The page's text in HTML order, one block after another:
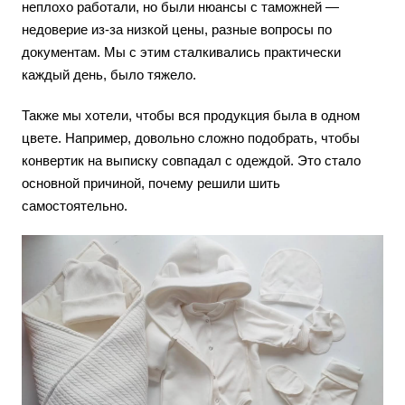
неплохо работали, но были нюансы с таможней —
недоверие из-за низкой цены, разные вопросы по
документам. Мы с этим сталкивались практически
каждый день, было тяжело.
Также мы хотели, чтобы вся продукция была в одном
цвете. Например, довольно сложно подобрать, чтобы
конвертик на выписку совпадал с одеждой. Это стало
основной причиной, почему решили шить
самостоятельно.